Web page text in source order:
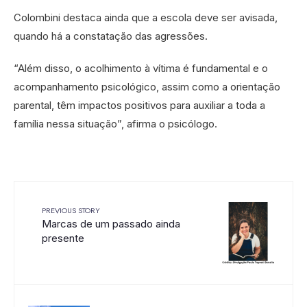
Colombini destaca ainda que a escola deve ser avisada,
quando há a constatação das agressões.
“Além disso, o acolhimento à vítima é fundamental e o
acompanhamento psicológico, assim como a orientação
parental, têm impactos positivos para auxiliar a toda a
família nessa situação”, afirma o psicólogo.
PREVIOUS STORY
Marcas de um passado ainda
presente